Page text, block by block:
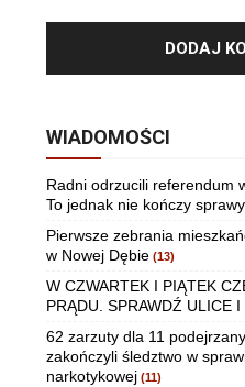
WIADOMOŚCI
Radni odrzucili referendum
To jednak nie kończy sprawy
Pierwsze zebrania
w Nowej Dębie (13)
W CZWARTEK I PIĄTEK
PRĄDU. SPRAWDŹ ULICE
62 zarzuty dla 11
zakończyli śledztwo w
narkotykowej (11)